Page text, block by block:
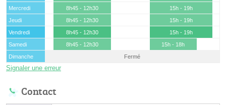
Mercredi
8h45 - 12h30
15h - 19h
Jeudi
8h45 - 12h30
15h - 19h
Vendredi
8h45 - 12h30
15h - 19h
Samedi
8h45 - 12h30
15h - 18h
Dimanche
Fermé
Signaler une erreur
Contact